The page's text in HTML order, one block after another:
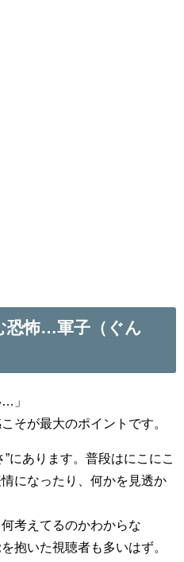
恐怖…軍子（ぐん
」
そが最大のポイントです。
にあります。普段はにこにこ
になったり、何かを見透か
考えてるのかわからな
抱いた視聴者も多いはず。